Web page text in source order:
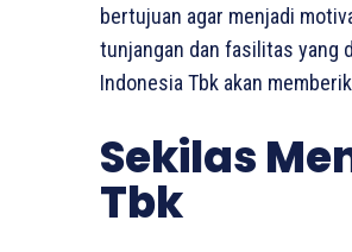
bertujuan agar menjadi
tunjangan dan fasilitas yang
Indonesia Tbk akan
Sekilas
Tbk